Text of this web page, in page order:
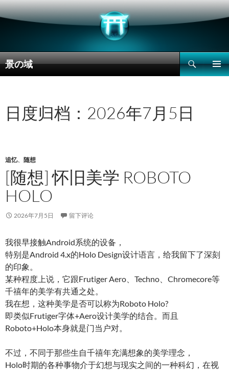
景の域
搜
索
文
日度归档：2026年7月5日
追忆、 随想
[随想] 怀旧美学 ROBOTO
HOLO
2026年7月5日 留下评论
我很早接触Android系统的设备，
特别是Android 4.x的Holo Design设计语言，给我留下了深刻
的印象。
某种程度上说，它跟Frutiger Aero、Techno、Chromecore等
千禧年的美学有共通之处。
我在想，这种美学是否可以称为Roboto Holo?
即类似Frutiger字体+Aero设计美学的结合。而且
Roboto+Holo本身就是门当户对。
不过，不同于那些生自千禧年充满想象的美学理念，
Holo时期的各种事物介于幻想与现实之间的一种科幻，在视